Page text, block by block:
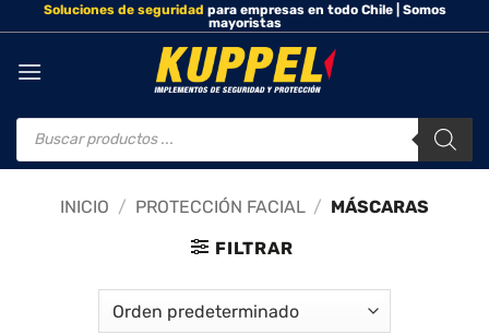
Saltar
al
contenido
Soluciones de seguridad para empresas en todo Chile | Somos
mayoristas
Búsqueda
INICIO / PROTECCIÓN FACIAL / MÁSCARAS
FILTRAR